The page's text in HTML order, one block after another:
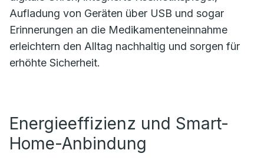
Aufladung von Geräten über USB und sogar
Erinnerungen an die Medikamenteneinnahme
erleichtern den Alltag nachhaltig und sorgen für
erhöhte Sicherheit.
Energieeffizienz und Smart-
Home-Anbindung